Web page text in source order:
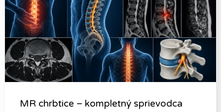
MR chrbtice – kompletný sprievodca